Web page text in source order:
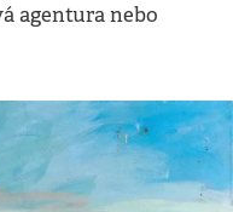
agentura nebo